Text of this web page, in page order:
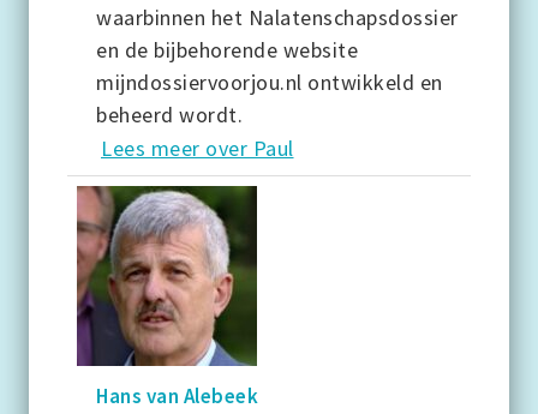
waarbinnen het Nalatenschapsdossier
en de bijbehorende website
mijndossiervoorjou.nl ontwikkeld en
beheerd wordt.
Lees meer over Paul
Hans van Alebeek